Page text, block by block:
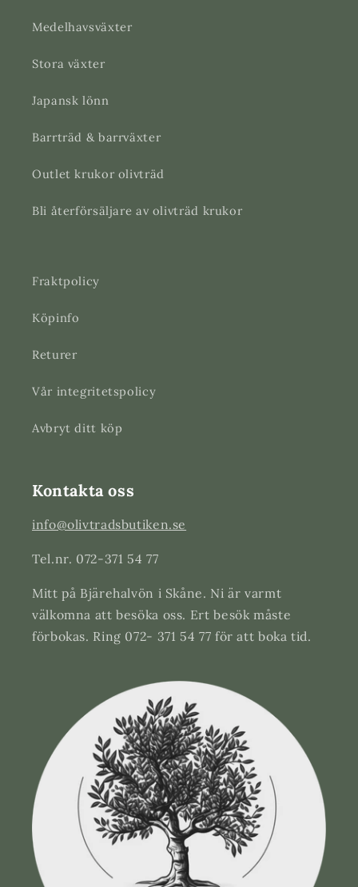
Medelhavsväxter
Stora växter
Japansk lönn
Barrträd & barrväxter
Outlet krukor olivträd
Bli återförsäljare av olivträd krukor
Fraktpolicy
Köpinfo
Returer
Vår integritetspolicy
Avbryt ditt köp
Kontakta oss
info@olivtradsbutiken.se
Tel.nr. 072-371 54 77
Mitt på Bjärehalvön i Skåne. Ni är varmt
välkomna att besöka oss. Ert besök måste
förbokas. Ring 072- 371 54 77 för att boka tid.